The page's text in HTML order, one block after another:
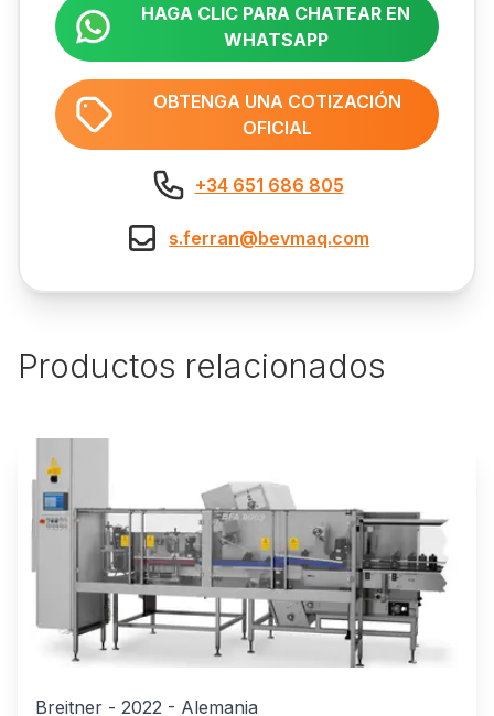
HAGA CLIC PARA CHATEAR EN
WHATSAPP
OBTENGA UNA COTIZACIÓN
OFICIAL
+34 651 686 805
s.ferran@bevmaq.com
Productos relacionados
Breitner - 2022 - Alemania